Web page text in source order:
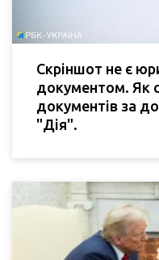
Скріншот не є
документом. Як
документів за
"Дія".